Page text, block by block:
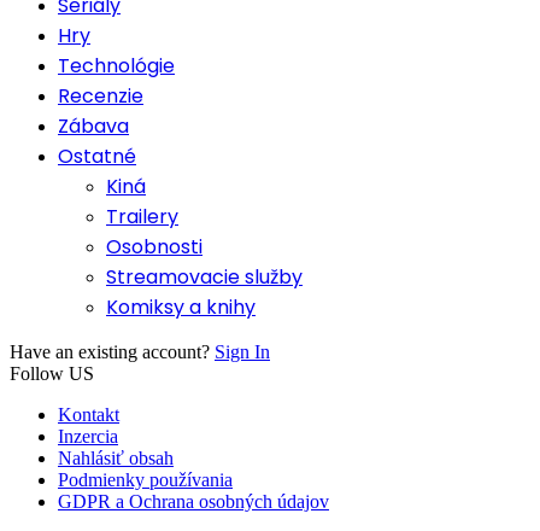
Hry
Technológie
Recenzie
Zábava
Ostatné
Kiná
Trailery
Osobnosti
Streamovacie služby
Komiksy a knihy
Have an existing account? Sign In
Follow US
Kontakt
Inzercia
Nahlásiť obsah
Podmienky používania
GDPR a Ochrana osobných údajov